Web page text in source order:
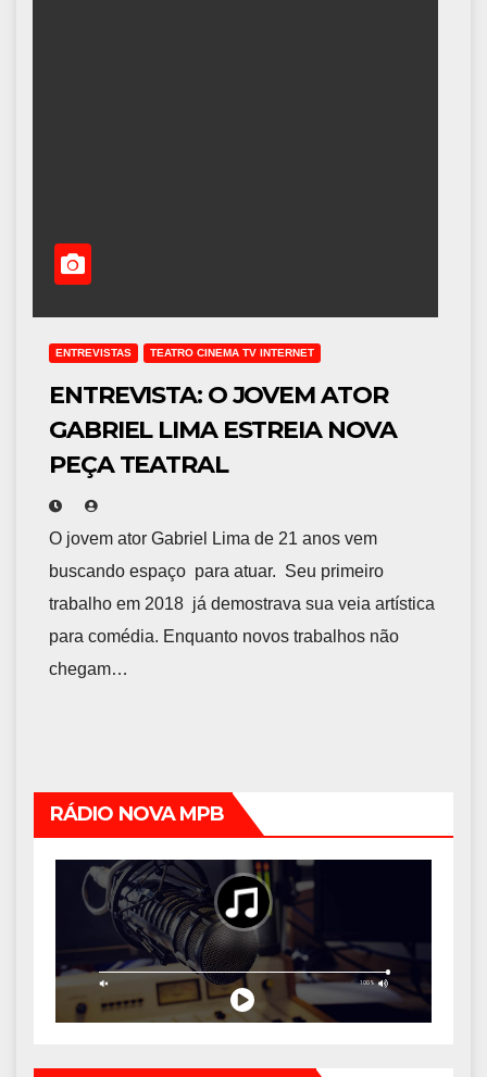
ENTREVISTAS TEATRO CINEMA TV INTERNET
ENTREVISTA: O JOVEM ATOR
GABRIEL LIMA ESTREIA NOVA
PEÇA TEATRAL
O jovem ator Gabriel Lima de 21 anos vem
buscando espaço para atuar. Seu primeiro
trabalho em 2018 já demostrava sua veia artística
para comédia. Enquanto novos trabalhos não
chegam…
RÁDIO NOVA MPB